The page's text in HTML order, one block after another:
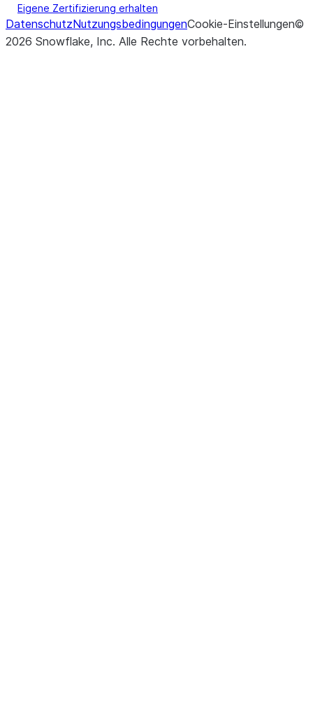
Eigene Zertifizierung erhalten
DatenschutzNutzungsbedingungenCookie-Einstellungen©
2026 Snowflake, Inc. Alle Rechte vorbehalten.